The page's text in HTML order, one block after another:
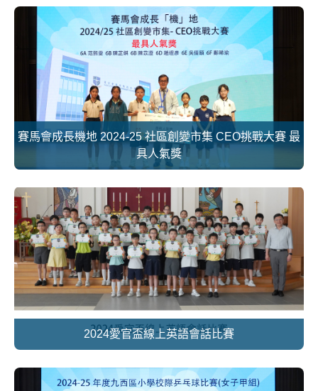
賽馬會成長機地 2024-25 社區創變市集 CEO挑戰大賽 最
具人氣獎
2024愛官盃線上英語會話比賽